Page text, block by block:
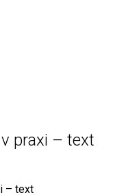
praxi – text
– text